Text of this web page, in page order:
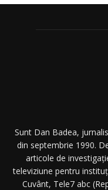
Sunt Dan Badea,
din septembrie 1990.
articole de
televiziune pentru
Cuvânt, Tele7 abc